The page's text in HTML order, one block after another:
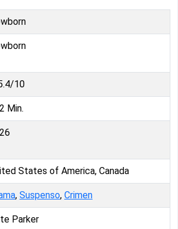
/10
Min.
States of America, Canada
, Suspenso, Crimen
Parker